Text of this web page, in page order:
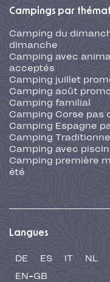
Campings par
Camping du
dimanche
Camping avec
acceptés
Camping juillet
Camping août
Camping familial
Camping Corse pas
Camping Espagne
Camping
Camping avec
Camping première
été
Langues
DE ES IT
NL
EN-GB